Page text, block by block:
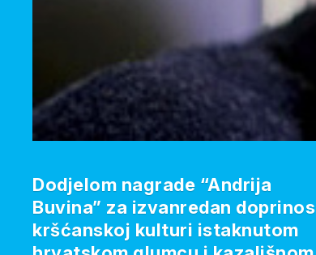
Dodjelom nagrade “Andrija
Buvina” za izvanredan doprinos
kršćanskoj kulturi istaknutom